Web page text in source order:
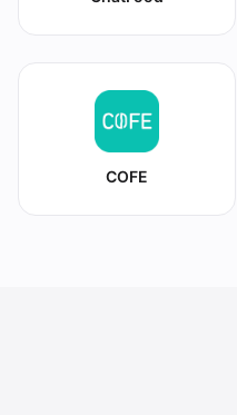
COFE